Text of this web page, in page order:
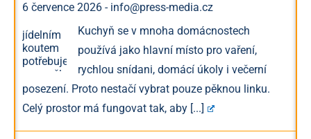
6 července 2026 - info@press-media.cz
Kuchyň se v mnoha domácnostech
používá jako hlavní místo pro vaření,
rychlou snídani, domácí úkoly i večerní
posezení. Proto nestačí vybrat pouze pěknou linku.
Celý prostor má fungovat tak, aby [...]